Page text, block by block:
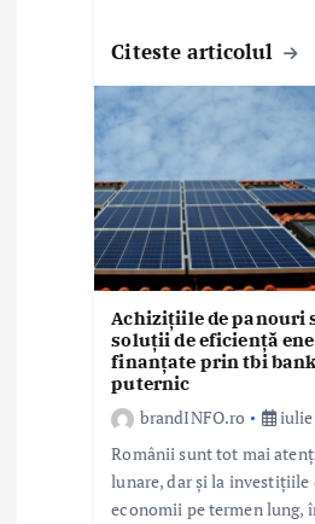
Citeste articolul
Achizițiile de panouri
soluții de eficiență
finanțate prin tbi
puternic
brandINFO.ro
iulie
Românii sunt tot mai
lunare, dar și la investițiile
economii pe termen lung,